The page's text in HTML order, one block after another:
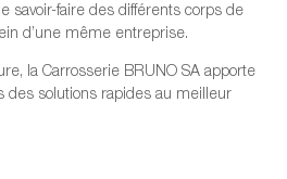
savoir-faire des différents corps de
d’une même entreprise.
la Carrosserie BRUNO SA apporte
des solutions rapides au meilleur